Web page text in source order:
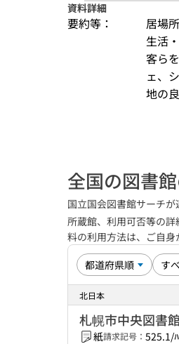
資料詳細
要約等：
居場
生活
客ら
ェ、
地の
全国の図書
国立国会図書館サーチが
所蔵館、利用可否等の
料の利用方法は、ご自
北日本
札幌市中央図書
紙請求記号： 525.1/